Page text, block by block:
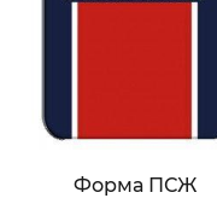
Форма ПСЖ